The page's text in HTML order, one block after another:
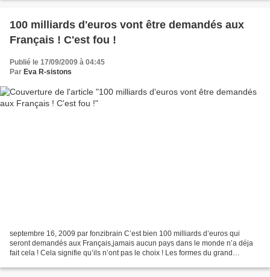
100 milliards d'euros vont être demandés aux
Français ! C'est fou !
Publié le 17/09/2009 à 04:45
Par Eva R-sistons
septembre 16, 2009 par fonzibrain C’est bien 100 milliards d’euros qui
seront demandés aux Français,jamais aucun pays dans le monde n’a déja
fait cela ! Cela signifie qu’ils n’ont pas le choix ! Les formes du grand